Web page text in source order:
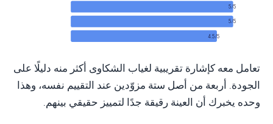
5/5
5/5
4.5/5
تعامل معه كإشارة تقريبية لغياب الشكاوى أكثر منه دليلًا على
الجودة. أربعة من أصل ستة مزوّدين عند التقييم نفسه، وهذا
وحده يخبرك أن العينة رقيقة جدًا لتمييز حقيقي بينهم.